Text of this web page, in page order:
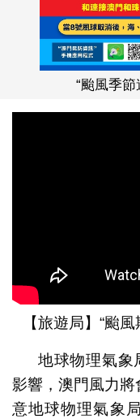
“颱風季
【旅遊局】“颱
地球物理氣象
影響，澳門風力
意地球物理氣象